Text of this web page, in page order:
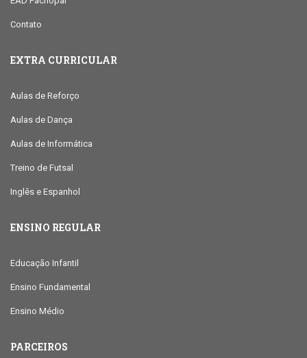
Contato
EXTRA CURRICULAR
Aulas de Reforço
Aulas de Dança
Aulas de Informática
Treino de Futsal
Inglês e Espanhol
ENSINO REGULAR
Educação Infantil
Ensino Fundamental
Ensino Médio
PARCEIROS